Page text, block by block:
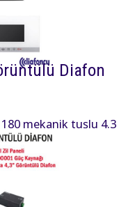
Diafon
mekanik tuşlu 4.3
zil paneli ve
32770₺ dir.